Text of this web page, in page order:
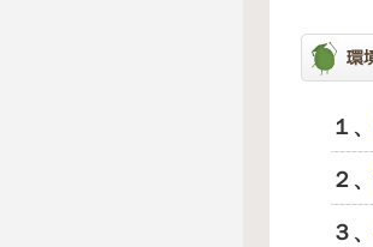
１、
２、
３、